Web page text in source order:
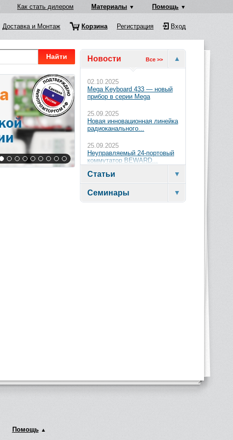
Как стать дилером Материалы Помощь
Доставка и Монтаж Корзина Регистрация Вход
Новости Все >>
02.10.2025
Mega Keyboard 433 — новый
прибор в серии Mega
25.09.2025
Новая инновационная линейка
радиоканального...
25.09.2025
Неуправляемый 24-портовый
коммутатор BEWARD...
Статьи
Семинары
Найти
Помощь